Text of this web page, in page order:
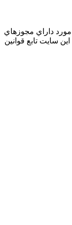
داراي مجوزهاي
سايت تابع قوانين